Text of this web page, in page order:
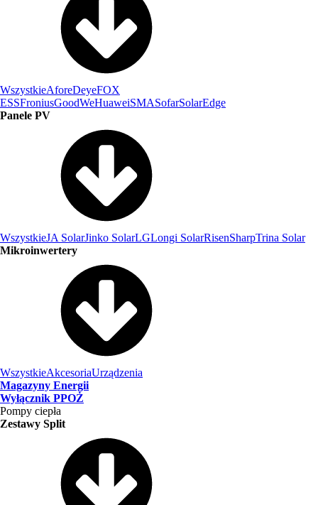
WszystkieAforeDeyeFOX
ESSFroniusGoodWeHuaweiSMASofarSolarEdge
Panele PV
WszystkieJA SolarJinko SolarLGLongi SolarRisenSharpTrina Solar
Mikroinwertery
WszystkieAkcesoriaUrządzenia
Magazyny Energii
Wyłącznik PPOŻ
Pompy ciepła
Zestawy Split